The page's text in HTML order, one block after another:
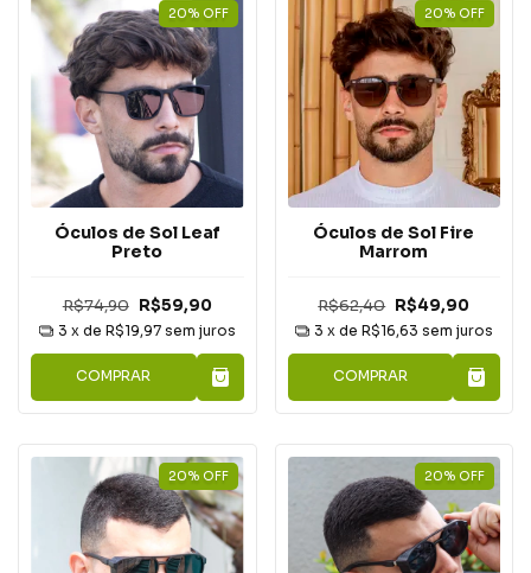
20% OFF
Óculos de Sol Leaf
Preto
R$74,90 R$59,90
3 x de R$19,97 sem juros
COMPRAR
20% OFF
Óculos de Sol Fire
Marrom
R$62,40 R$49,90
3 x de R$16,63 sem juros
COMPRAR
20% OFF 20% OFF